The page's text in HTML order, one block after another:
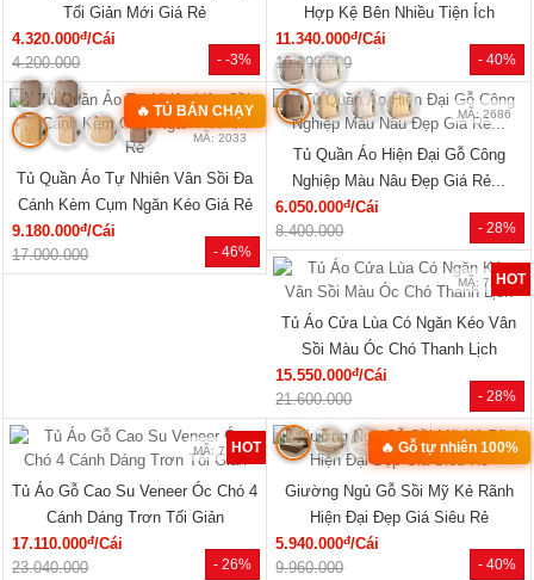
- -3%
Tối Giản Mới Giá Rẻ
4.320.000đ/Cái
4.200.000
- 40%
Hợp Kệ Bên Nhiều Tiện Ích
11.340.000đ/Cái
19.000.000
- 46%
🔥 TỦ BÁN CHẠY
MÃ: 2033
Tủ Quần Áo Tự Nhiên Vân Sồi Đa
Cánh Kèm Cụm Ngăn Kéo Giá Rẻ
9.180.000đ/Cái
17.000.000
- 28%
MÃ: 2686
Tủ Quần Áo Hiện Đại Gỗ Công
Nghiệp Màu Nâu Đẹp Giá Rẻ...
6.050.000đ/Cái
8.400.000
- 28%
HOT
MÃ: 7288
Tủ Áo Cửa Lùa Có Ngăn Kéo Vân
Sồi Màu Óc Chó Thanh Lịch
15.550.000đ/Cái
21.600.000
- 26%
HOT
MÃ: 7285
Tủ Áo Gỗ Cao Su Veneer Óc Chó 4
Cánh Dáng Trơn Tối Giản
17.110.000đ/Cái
23.040.000
- 40%
🔥 Gỗ tự nhiên 100%
MÃ: 2079
Giường Ngủ Gỗ Sồi Mỹ Kẻ Rãnh
Hiện Đại Đẹp Giá Siêu Rẻ
5.940.000đ/Cái
9.960.000